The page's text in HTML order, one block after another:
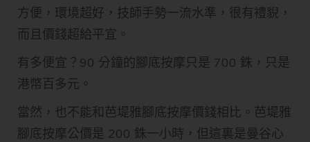
方便，環境超好，技師手勢一流水準，很有禮貎，
而且價錢超給平宜。
有多便宜？90 分鐘的腳底按摩只是 700 銖，只是
港幣百多元。
當然，也不能和芭堤雅腳底按摩價錢相比。芭堤雅
腳底按摩公價是 200 銖一小時，但這裏是曼谷心